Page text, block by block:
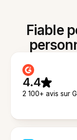
Fiable
4.4
2 100+ avis sur